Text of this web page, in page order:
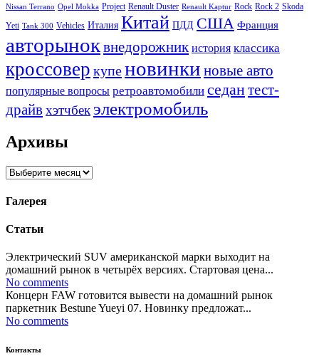
Nissan Terrano Opel Mokka Project Renault Duster Renault Kaptur Rock Rock 2 Skoda
Yeti Tank 300 Vehicles Италия Китай ПДД США Франция
авторыноквнедорожник история классика
кроссовер купеновинки новые авто
популярные вопросы ретроавтомобили седантест-
драйвхэтчбек электромобиль
Архивы
Архивы
Галерея
Статьи
Электрический SUV американской марки выходит на
домашний рынок в четырёх версиях. Стартовая цена...
No comments
Концерн FAW готовится вывести на домашний рынок
паркетник Bestune Yueyi 07. Новинку предложат...
No comments
Контакты